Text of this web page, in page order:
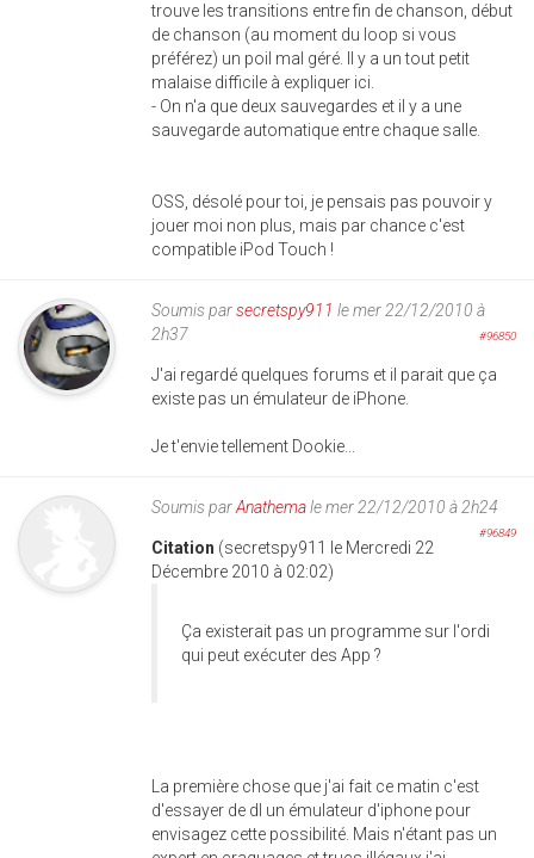
trouve les transitions entre fin de chanson, début
de chanson (au moment du loop si vous
préférez) un poil mal géré. Il y a un tout petit
malaise difficile à expliquer ici.
- On n'a que deux sauvegardes et il y a une
sauvegarde automatique entre chaque salle.
OSS, désolé pour toi, je pensais pas pouvoir y
jouer moi non plus, mais par chance c'est
compatible iPod Touch !
Soumis parsecretspy911 le mer 22/12/2010 à
2h37
#96850
J'ai regardé quelques forums et il parait que ça
existe pas un émulateur de iPhone.
Je t'envie tellement Dookie...
Soumis parAnathemale mer 22/12/2010 à 2h24
#96849
Citation (secretspy911 le Mercredi 22
Décembre 2010 à 02:02)
Ça existerait pas un programme sur l'ordi
qui peut exécuter des App ?
La première chose que j'ai fait ce matin c'est
d'essayer de dl un émulateur d'iphone pour
envisagez cette possibilité. Mais n'étant pas un